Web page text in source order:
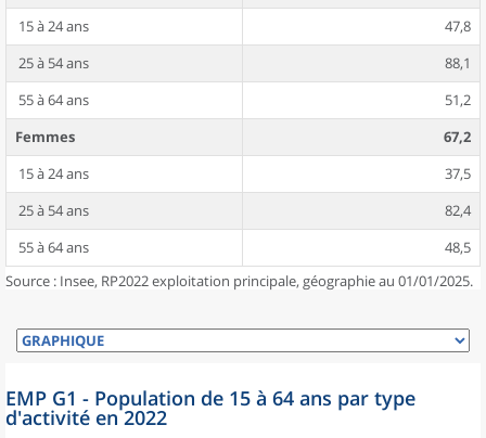
15 à 24 ans
47,8
25 à 54 ans
88,1
55 à 64 ans
51,2
Femmes
67,2
15 à 24 ans
37,5
25 à 54 ans
82,4
55 à 64 ans
48,5
Source : Insee, RP2022 exploitation principale, géographie au 01/01/2025.
EMP G1 - Population de 15 à 64 ans par type
d'activité en 2022